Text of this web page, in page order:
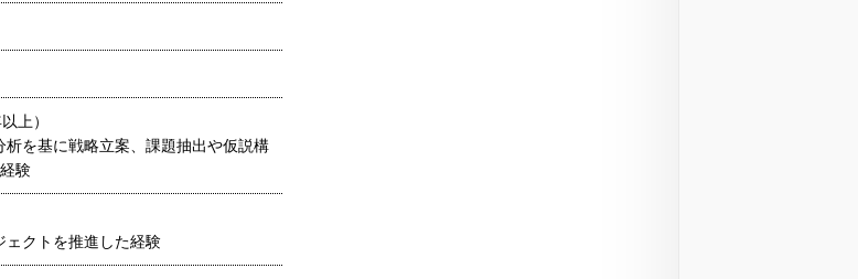
上）
を基に戦略立案、課題抽出や仮説構
験
ェクトを推進した経験